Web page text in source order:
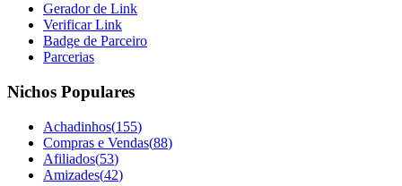
Gerador de Link
Verificar Link
Badge de Parceiro
Parcerias
Nichos Populares
Achadinhos(155)
Compras e Vendas(88)
Afiliados(53)
Amizades(42)